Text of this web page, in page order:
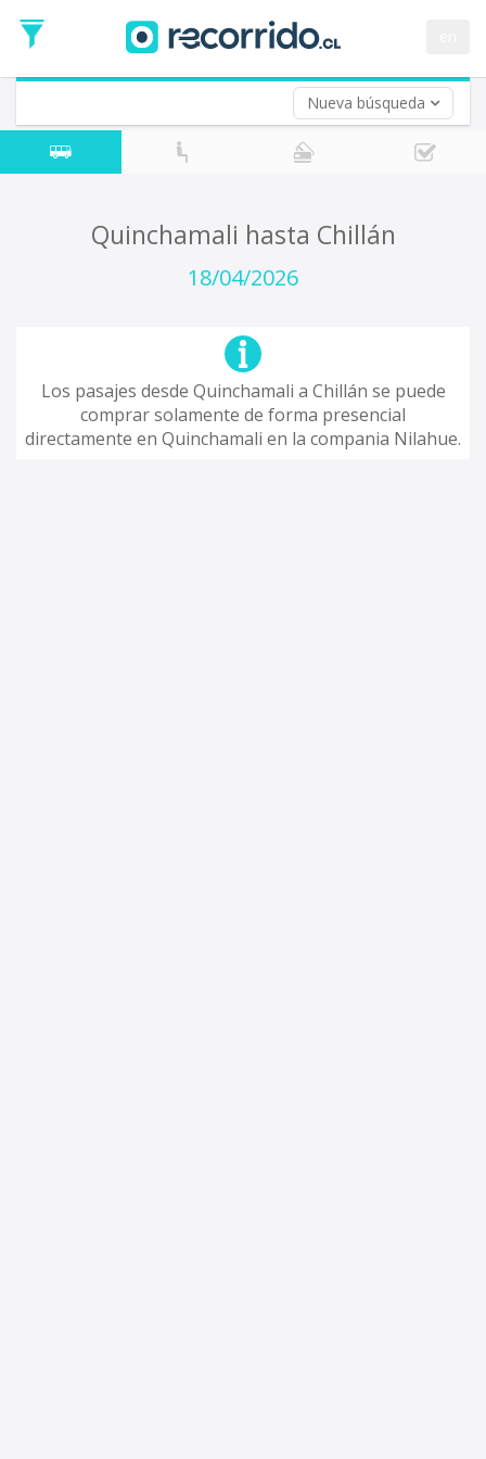
Nueva búsqueda
de
Ida
Vuelta (opcional)
Fecha
de
Quinchamali hasta Chillán
18/04/2026
Los pasajes desde Quinchamali a Chillán se puede
comprar solamente de forma presencial
directamente en Quinchamali en la compania Nilahue.